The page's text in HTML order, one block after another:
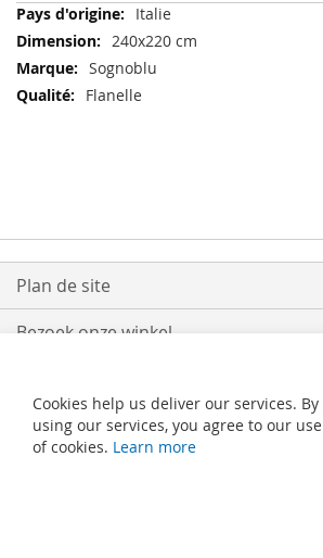
Plus
d’information
Italie
240x220 cm
Sognoblu
Flanelle
Plan de site
Bezoek onze winkel
Retouren
Cookies help us deliver our services. By
using our services, you agree to our use
of cookies. Learn more